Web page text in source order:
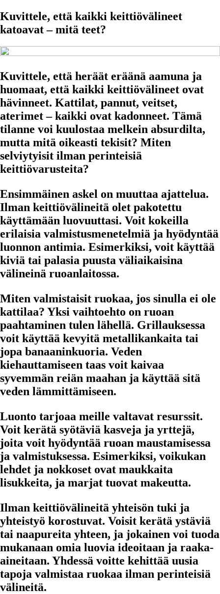
Kuvittele, että kaikki keittiövälineet
katoavat – mitä teet?
Kuvittele, että heräät eräänä aamuna ja
huomaat, että kaikki keittiövälineet ovat
hävinneet. Kattilat, pannut, veitset,
aterimet – kaikki ovat kadonneet. Tämä
tilanne voi kuulostaa melkein absurdilta,
mutta mitä oikeasti tekisit? Miten
selviytyisit ilman perinteisiä
keittiövarusteita?
Ensimmäinen askel on muuttaa ajattelua.
Ilman keittiövälineitä olet pakotettu
käyttämään luovuuttasi. Voit kokeilla
erilaisia valmistusmenetelmiä ja hyödyntää
luonnon antimia. Esimerkiksi, voit käyttää
kiviä tai palasia puusta väliaikaisina
välineinä ruoanlaitossa.
Miten valmistaisit ruokaa, jos sinulla ei ole
kattilaa? Yksi vaihtoehto on ruoan
paahtaminen tulen lähellä. Grillauksessa
voit käyttää kevyitä metallikankaita tai
jopa banaaninkuoria. Veden
kiehauttamiseen taas voit kaivaa
syvemmän reiän maahan ja käyttää sitä
veden lämmittämiseen.
Luonto tarjoaa meille valtavat resurssit.
Voit kerätä syötäviä kasveja ja yrttejä,
joita voit hyödyntää ruoan maustamisessa
ja valmistuksessa. Esimerkiksi, voikukan
lehdet ja nokkoset ovat maukkaita
lisukkeita, ja marjat tuovat makeutta.
Ilman keittiövälineitä yhteisön tuki ja
yhteistyö korostuvat. Voisit kerätä ystäviä
tai naapureita yhteen, ja jokainen voi tuoda
mukanaan omia luovia ideoitaan ja raaka-
aineitaan. Yhdessä voitte kehittää uusia
tapoja valmistaa ruokaa ilman perinteisiä
välineitä.